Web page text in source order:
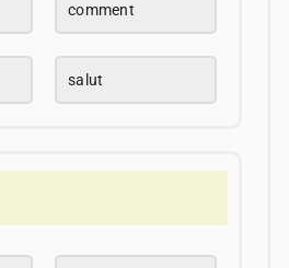
comment
salut